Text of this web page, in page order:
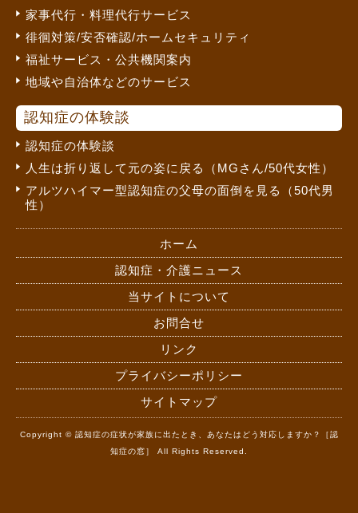
家事代行・料理代行サービス
徘徊対策/安否確認/ホームセキュリティ
福祉サービス・公共機関案内
地域や自治体などのサービス
認知症の体験談
認知症の体験談
人生は折り返して元の姿に戻る（MGさん/50代女性）
アルツハイマー型認知症の父母の面倒を見る（50代男
性）
ホーム
認知症・介護ニュース
当サイトについて
お問合せ
リンク
プライバシーポリシー
サイトマップ
Copyright © 認知症の症状が家族に出たとき、あなたはどう対応しますか？［認
知症の窓］ All Rights Reserved.